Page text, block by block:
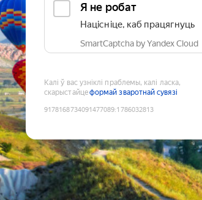
Я не робат
Націсніце, каб працягнуць
SmartCaptcha by Yandex Cloud
Калі ў вас узніклі праблемы, калі ласка,
скарыстайцеформай зваротнай сувязі
9178168734091477089:1786032813